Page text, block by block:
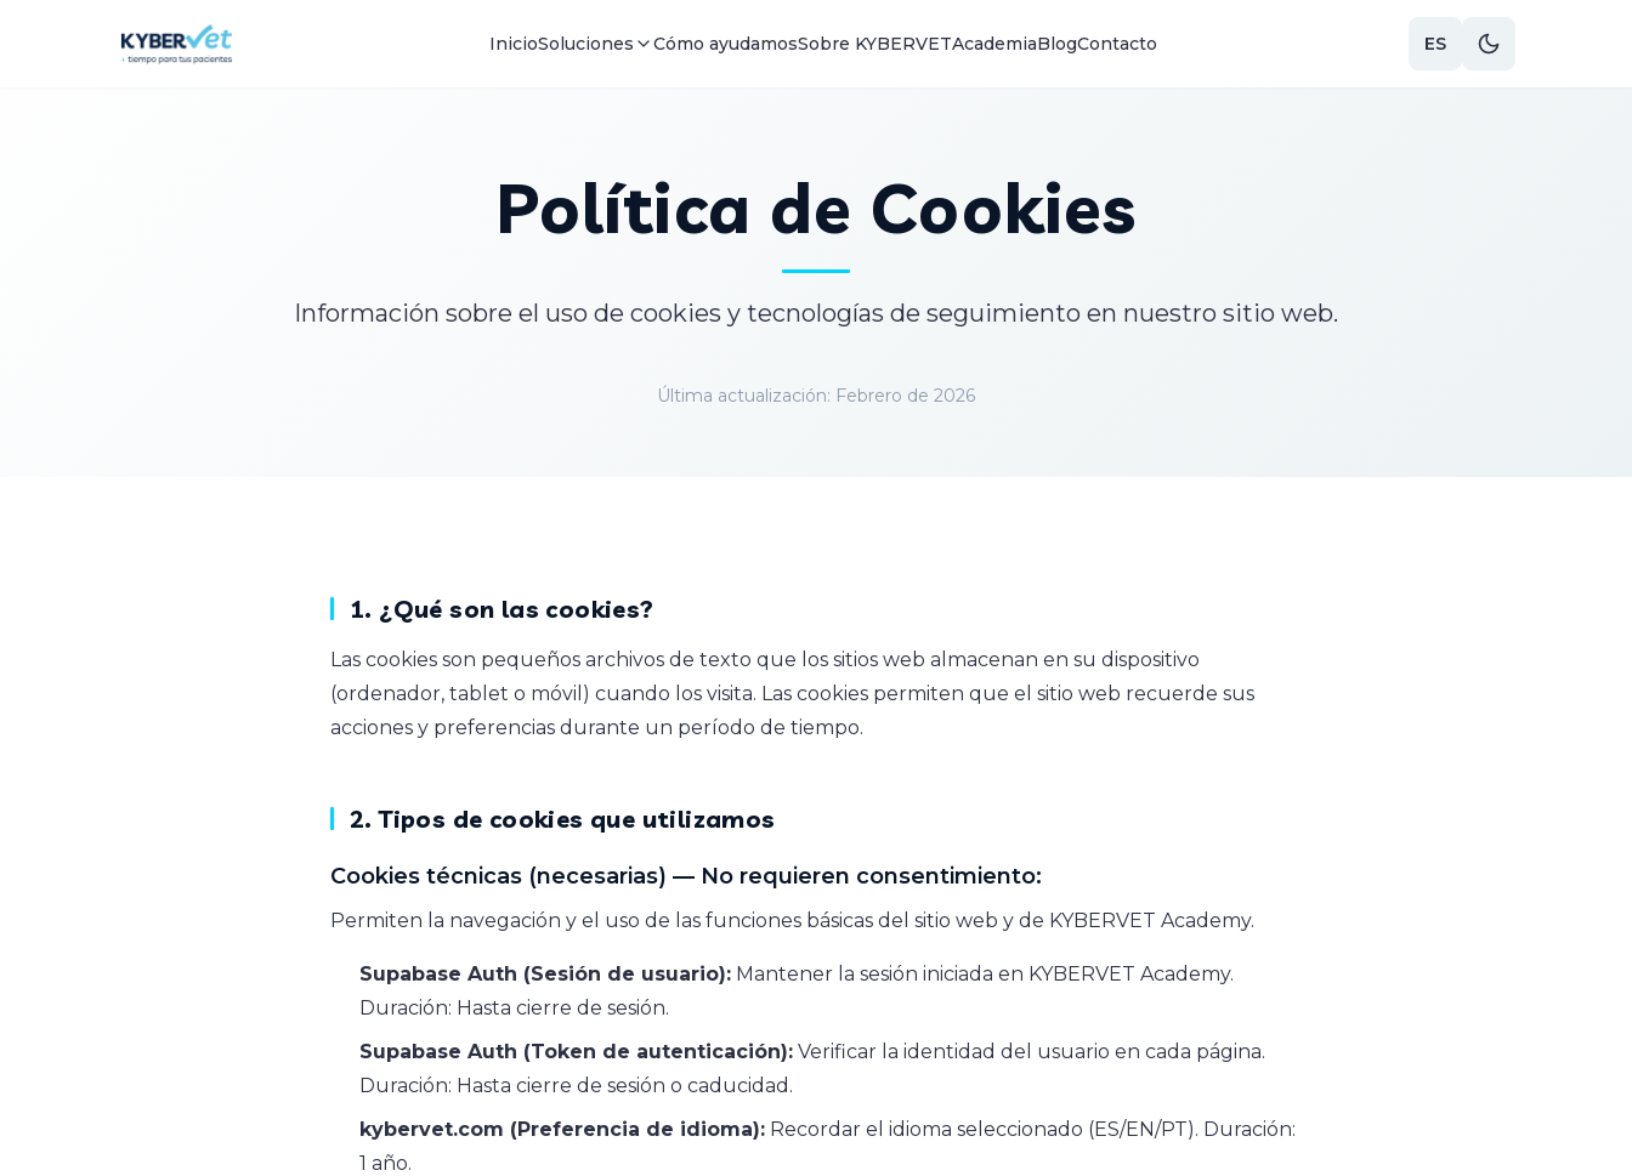
InicioSoluciones Cómo ayudamosSobre KYBERVETAcademiaBlogContacto ES
Política de Cookies
Información sobre el uso de cookies y tecnologías de seguimiento en nuestro sitio web.
Última actualización: Febrero de 2026
1. ¿Qué son las cookies?
Las cookies son pequeños archivos de texto que los sitios web almacenan en su dispositivo
(ordenador, tablet o móvil) cuando los visita. Las cookies permiten que el sitio web recuerde sus
acciones y preferencias durante un período de tiempo.
2. Tipos de cookies que utilizamos
Cookies técnicas (necesarias) — No requieren consentimiento:
Permiten la navegación y el uso de las funciones básicas del sitio web y de KYBERVET Academy.
Supabase Auth (Sesión de usuario): Mantener la sesión iniciada en KYBERVET Academy.
Duración: Hasta cierre de sesión.
Supabase Auth (Token de autenticación): Verificar la identidad del usuario en cada página.
Duración: Hasta cierre de sesión o caducidad.
kybervet.com (Preferencia de idioma): Recordar el idioma seleccionado (ES/EN/PT). Duración:
1 año.